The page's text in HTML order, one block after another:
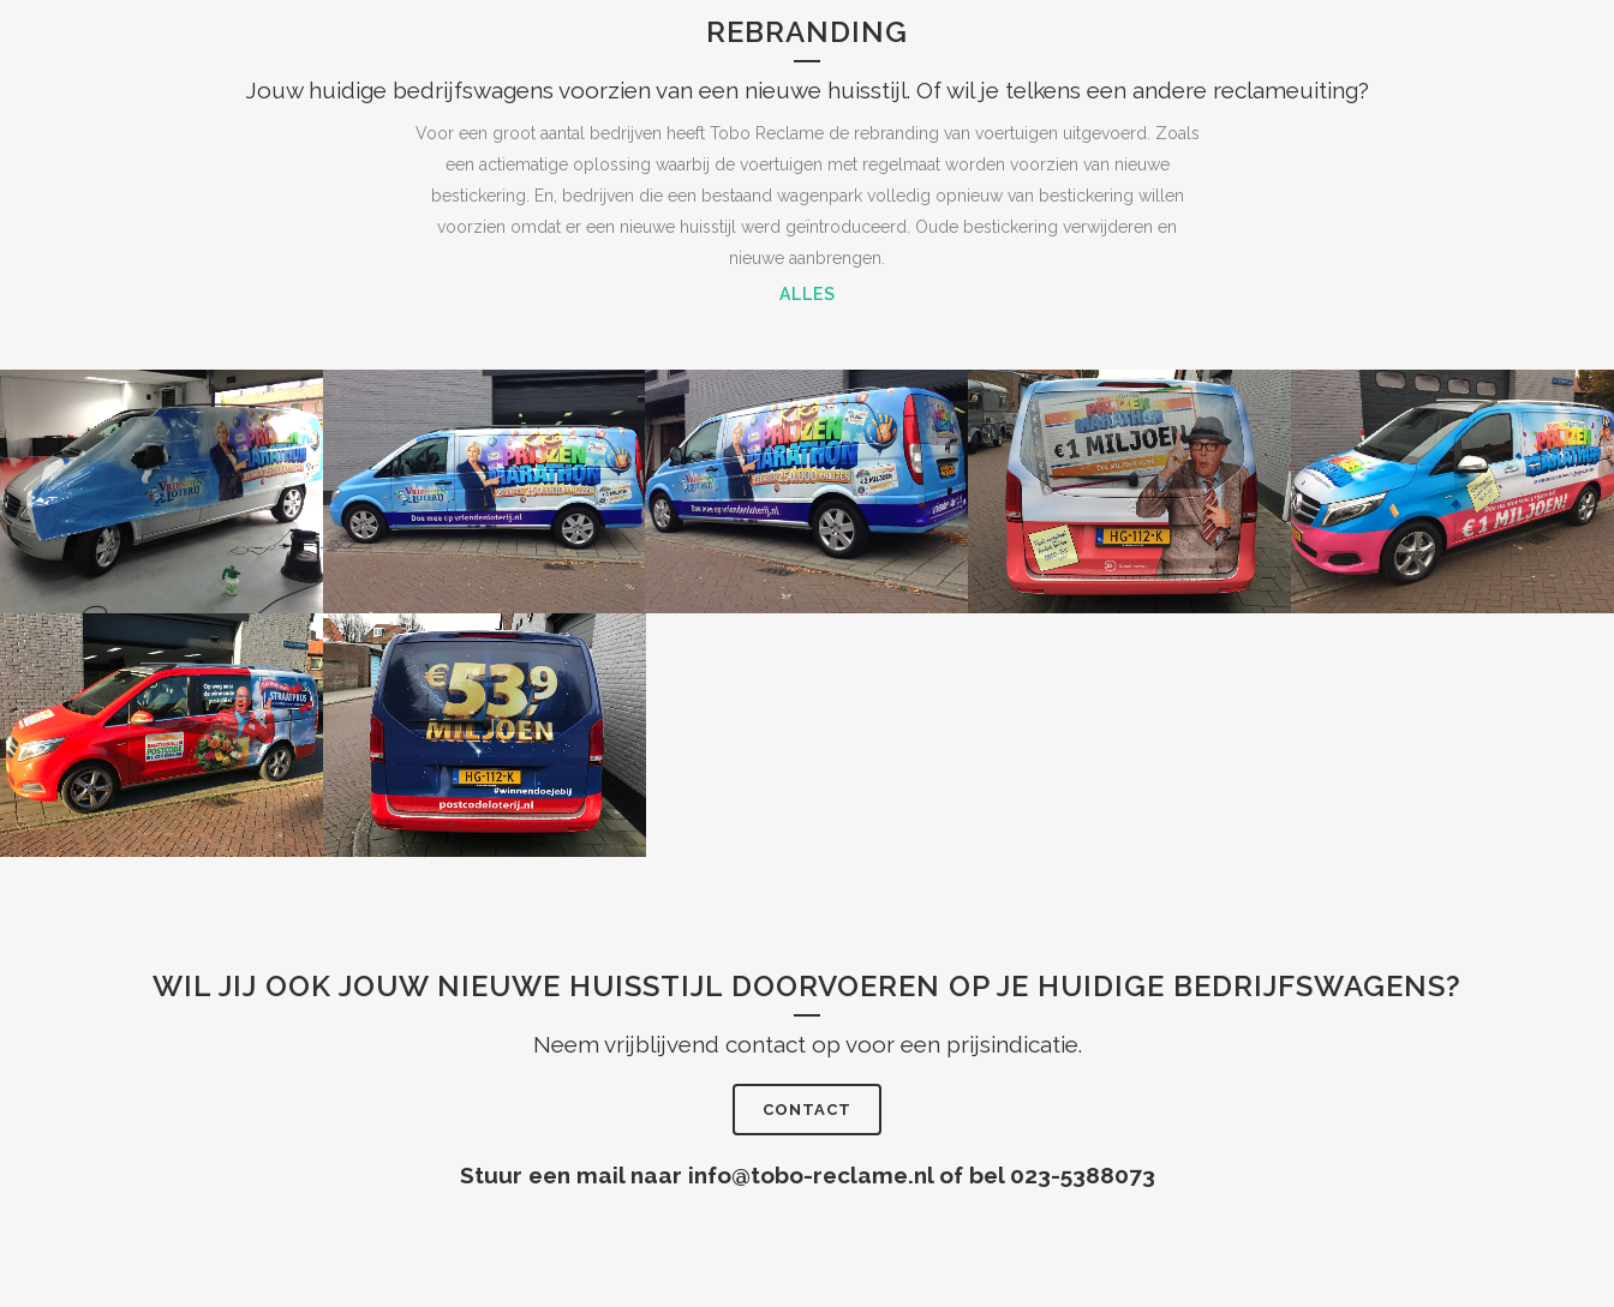
REBRANDING
Jouw huidige bedrijfswagens voorzien van een nieuwe huisstijl. Of wil je telkens een andere reclameuiting?
Voor een groot aantal bedrijven heeft Tobo Reclame de rebranding van voertuigen uitgevoerd. Zoals
een actiematige oplossing waarbij de voertuigen met regelmaat worden voorzien van nieuwe
bestickering. En, bedrijven die een bestaand wagenpark volledig opnieuw van bestickering willen
voorzien omdat er een nieuwe huisstijl werd geïntroduceerd. Oude bestickering verwijderen en
nieuwe aanbrengen.
ALLES
ZOOM ZOOM ZOOM ZOOM ZOOM
ZOOM ZOOM
WIL JIJ OOK JOUW NIEUWE HUISSTIJL DOORVOEREN OP JE HUIDIGE BEDRIJFSWAGENS?
Neem vrijblijvend contact op voor een prijsindicatie.
CONTACT
Stuur een mail naar info@tobo-reclame.nl of bel 023-5388073